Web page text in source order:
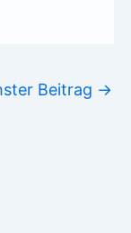
Beitrag →